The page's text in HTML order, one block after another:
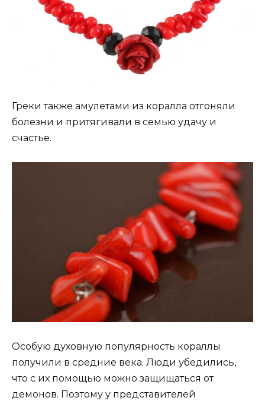
Греки также амулетами из коралла отгоняли
болезни и притягивали в семью удачу и
счастье.
Особую духовную популярность кораллы
получили в средние века. Люди убедились,
что с их помощью можно защищаться от
демонов. Поэтому у представителей